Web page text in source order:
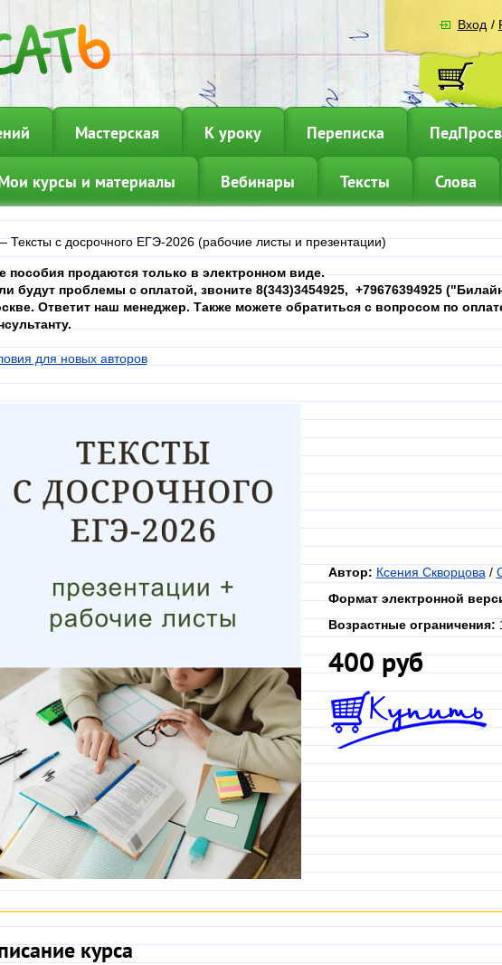
Вход /
Мастерская К уроку Переписка
курсы и материалы Вебинары Тексты Слова
Тексты с досрочного ЕГЭ-2026 (рабочие листы и презентации)
пособия продаются только в электронном виде.
будут проблемы с оплатой, звоните 8(343)3454925, +79676394925
Ответит наш менеджер. Также можете обратиться с вопросом по
для новых авторов
Автор: Ксения Скворцова /
Формат электронной
Возрастные ограничения:
400 руб
курса